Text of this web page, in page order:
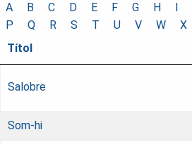
A B C D E F G H I
P
Q R S T U V W X
Títol
Salobre
Som-hi